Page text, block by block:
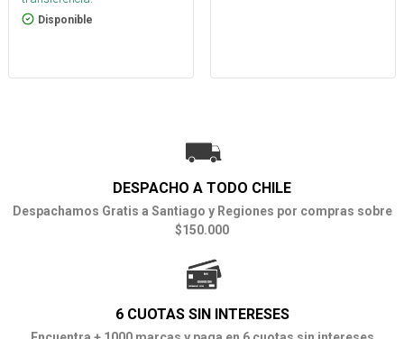
Disponible
DESPACHO A TODO CHILE
Despachamos Gratis a Santiago y Regiones por compras sobre
$150.000
6 CUOTAS SIN INTERESES